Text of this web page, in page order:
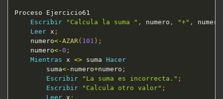
Proceso Ejercicio61
Escribir
"Calcula la suma " , numero , "+" , numero
Leer x ;
	numero
<-AZAR( 101 ) ;
	numero
<-0 ;
Mientras x <> suma Hacer
		suma
<- numero+numero ;
Escribir
"La suma es incorrecta." ;
Escribir
"Calcula otro valor" ;
Leer x ;